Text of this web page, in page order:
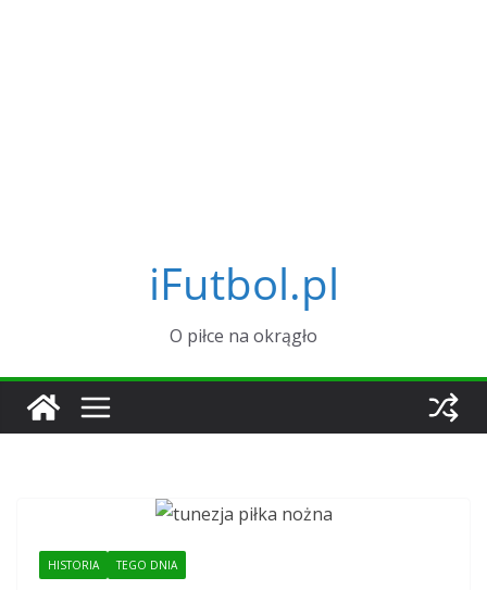
iFutbol.pl
O piłce na okrągło
HISTORIA TEGO DNIA